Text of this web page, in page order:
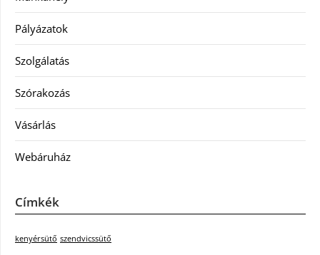
Pályázatok
Szolgálatás
Szórakozás
Vásárlás
Webáruház
Címkék
kenyérsütő szendvicssütő